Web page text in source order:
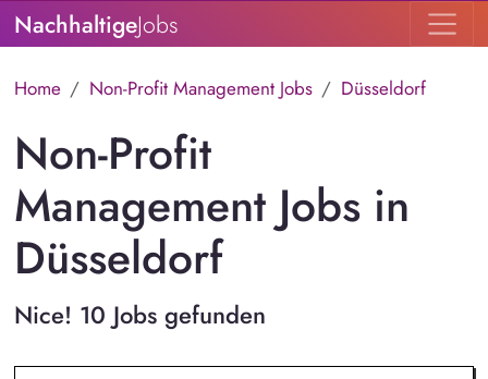
NachhaltigeJobs
Home Non-Profit Management Jobs Düsseldorf
Non-Profit
Management Jobs in
Düsseldorf
Nice! 10 Jobs gefunden